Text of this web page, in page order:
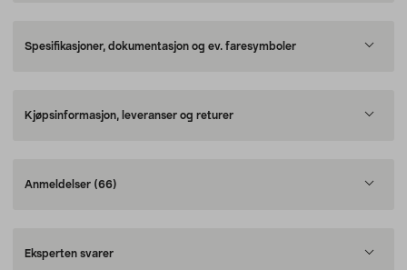
Spesifikasjoner, dokumentasjon og ev. faresymboler
Kjøpsinformasjon, leveranser og returer
Anmeldelser (66)
Eksperten svarer